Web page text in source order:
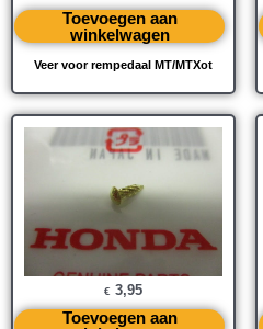
Veer voor rempedaal MT/MTXot
Toevoegen aan
winkelwagen
€ 3,95
Toevoegen aan